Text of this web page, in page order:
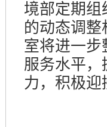
境部定期组
的动态调
室将进一步
服务水平，
力，积极迎